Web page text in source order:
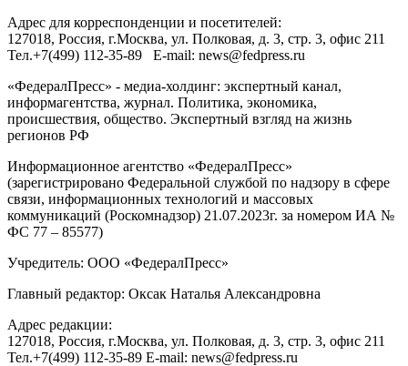
Адрес для корреспонденции и посетителей:
127018, Россия, г.Москва, ул. Полковая, д. 3, стр. 3, офис 211
Тел.+7(499) 112-35-89 E-mail: news@fedpress.ru
«ФедералПресс» - медиа-холдинг: экспертный канал,
информагентства, журнал. Политика, экономика,
происшествия, общество. Экспертный взгляд на жизнь
регионов РФ
Информационное агентство «ФедералПресс»
(зарегистрировано Федеральной службой по надзору в сфере
связи, информационных технологий и массовых
коммуникаций (Роскомнадзор) 21.07.2023г. за номером ИА №
ФС 77 – 85577)
Учредитель: ООО «ФедералПресс»
Главный редактор: Оксак Наталья Александровна
Адрес редакции:
127018, Россия, г.Москва, ул. Полковая, д. 3, стр. 3, офис 211
Тел.+7(499) 112-35-89 E-mail: news@fedpress.ru